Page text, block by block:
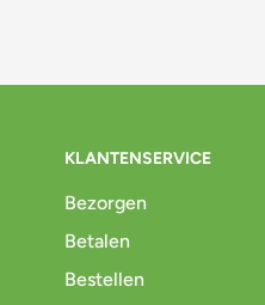
KLANTENSERVICE
Bezorgen
Betalen
Bestellen